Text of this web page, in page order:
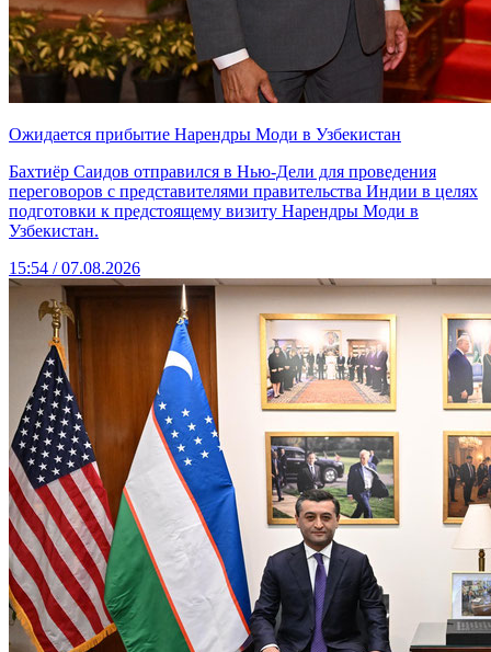
Ожидается прибытие Нарендры Моди в Узбекистан
Бахтиёр Саидов отправился в Нью-Дели для проведения
переговоров с представителями правительства Индии в целях
подготовки к предстоящему визиту Нарендры Моди в
Узбекистан.
15:54 / 07.08.2026